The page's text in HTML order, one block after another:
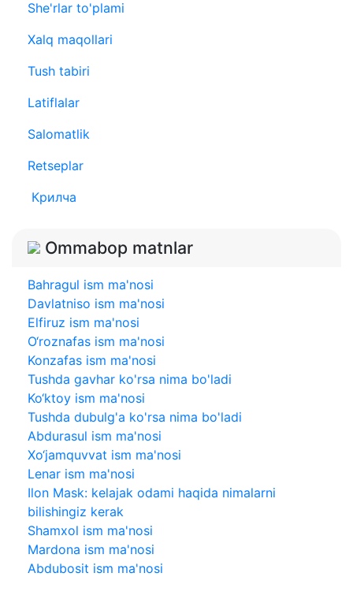
She'rlar to'plami
Xalq maqollari
Tush tabiri
Latiflalar
Salomatlik
Retseplar
Крилча
Ommabop matnlar
Bahragul ism ma'nosi
Davlatniso ism ma'nosi
Elfiruz ism ma'nosi
O‘roznafas ism ma'nosi
Konzafas ism ma'nosi
Tushda gavhar ko'rsa nima bo'ladi
Ko‘ktoy ism ma'nosi
Tushda dubulg'a ko'rsa nima bo'ladi
Abdurasul ism ma'nosi
Xo‘jamquvvat ism ma'nosi
Lenar ism ma'nosi
Ilon Mask: kelajak odami haqida nimalarni
bilishingiz kerak
Shamxol ism ma'nosi
Mardona ism ma'nosi
Abdubosit ism ma'nosi